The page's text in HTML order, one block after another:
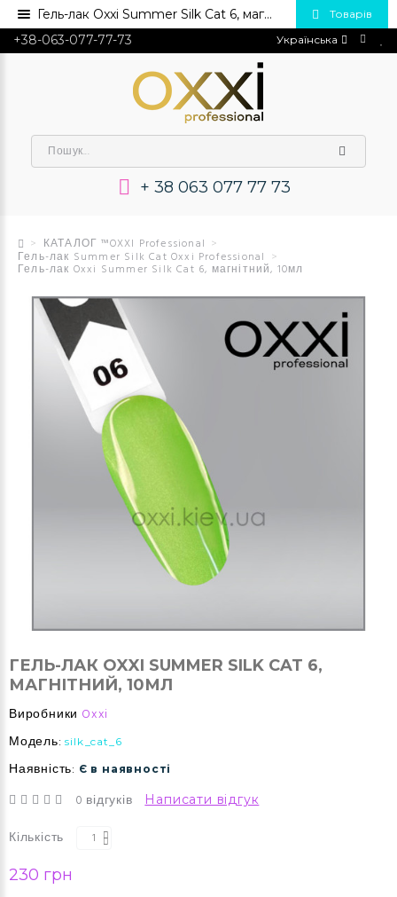
+38-063-077-77-73 Українська
+ 38 063 077 77 73
Товарів
КАТАЛОГ ™OXXI Professional
Гель-лак Summer Silk Cat Oxxi Professional
Гель-лак Oxxi Summer Silk Cat 6, магнітний, 10мл
ГЕЛЬ-ЛАК OXXI SUMMER SILK CAT 6,
МАГНІТНИЙ, 10МЛ
Виробники Oxxi
Модель: silk_cat_6
Наявність: Є в наявності
0 відгуків Написати відгук
Кількість
230 грн
Гель-лак Oxxi Summer Silk Cat 6, магнітний, 10мл💅 Купити в Україні опт та роздріб